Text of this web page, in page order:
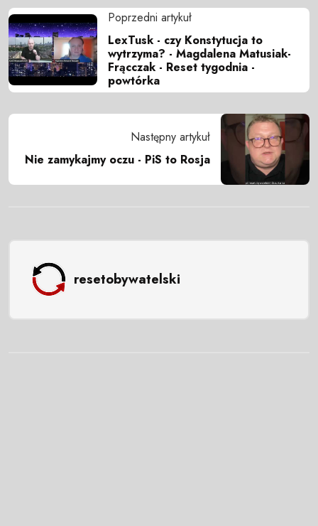
Poprzedni artykuł
LexTusk - czy Konstytucja to
wytrzyma? - Magdalena Matusiak-
Frącczak - Reset tygodnia -
powtórka
Następny artykuł
Nie zamykajmy oczu - PiS to Rosja
resetobywatelski